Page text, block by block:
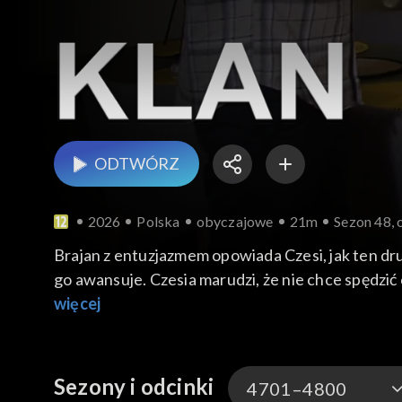
ODTWÓRZ
2026 Polska obyczajowe 21m Sezon 48,
Brajan z entuzjazmem opowiada Czesi, jak ten
go awansuje. Czesia marudzi, że nie chce
Kazuniów trwają przygotowania do powrotu
wszyscy zginą. Po chwili Mariusz przyznaje się,
więcej
Sezony i odcinki 4701–4800